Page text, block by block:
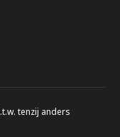
tenzij anders